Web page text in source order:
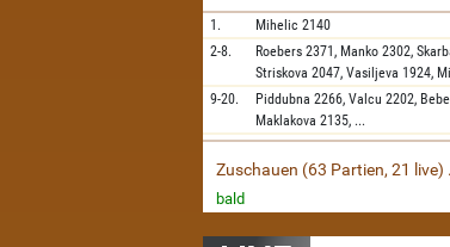
1. Mihelic 2140
2-8.
Roebers 2371, Manko 2302,
Striskova 2047,Vasiljeva 1924,
9-20. Piddubna 2266,Valcu 2202,
Maklakova 2135, ...
Zuschauen (63 Partien, 21 live)
bald